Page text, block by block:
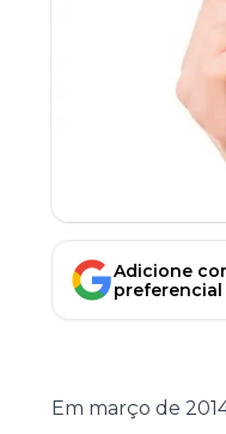
Adicione
Em março de